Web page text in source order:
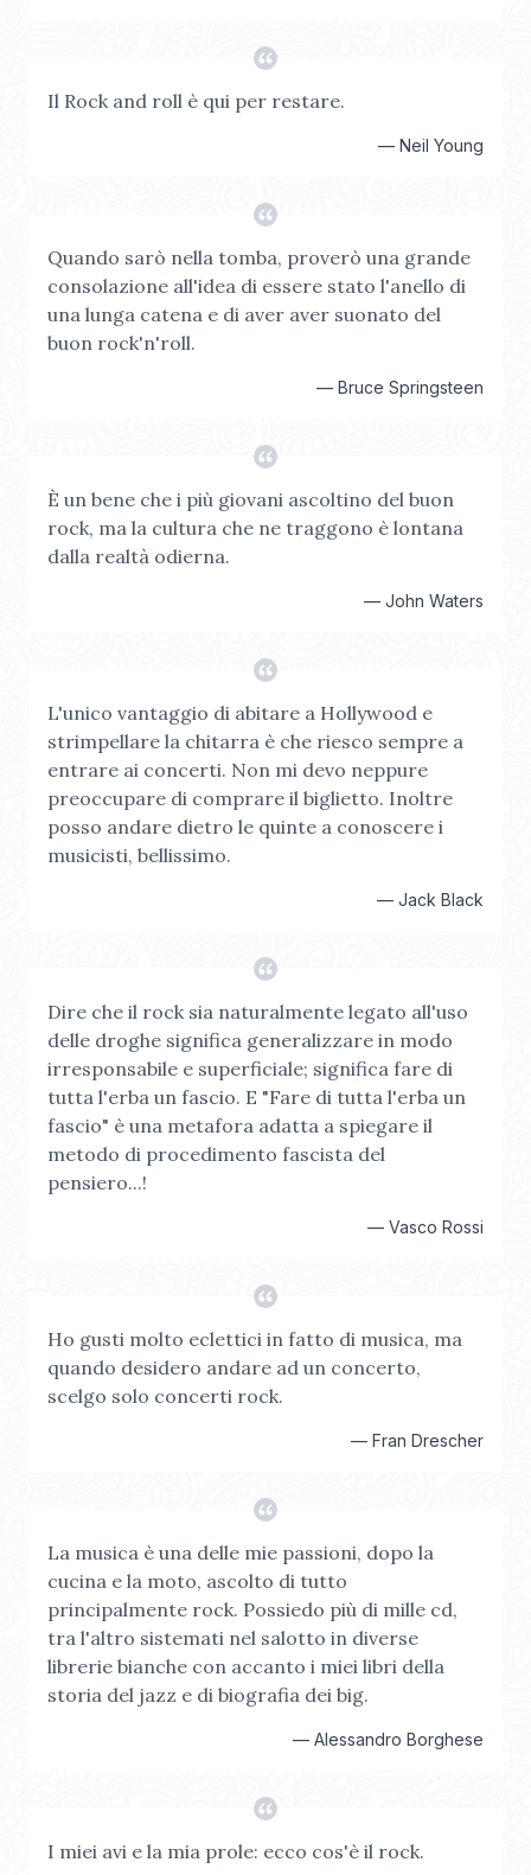
Il Rock and roll è qui per restare.
— Neil Young
Quando sarò nella tomba, proverò una grande
consolazione all'idea di essere stato l'anello di
una lunga catena e di aver aver suonato del
buon rock'n'roll.
— Bruce Springsteen
È un bene che i più giovani ascoltino del buon
rock, ma la cultura che ne traggono è lontana
dalla realtà odierna.
— John Waters
L'unico vantaggio di abitare a Hollywood e
strimpellare la chitarra è che riesco sempre a
entrare ai concerti. Non mi devo neppure
preoccupare di comprare il biglietto. Inoltre
posso andare dietro le quinte a conoscere i
musicisti, bellissimo.
— Jack Black
Dire che il rock sia naturalmente legato all'uso
delle droghe significa generalizzare in modo
irresponsabile e superficiale; significa fare di
tutta l'erba un fascio. E "Fare di tutta l'erba un
fascio" è una metafora adatta a spiegare il
metodo di procedimento fascista del
pensiero...!
— Vasco Rossi
Ho gusti molto eclettici in fatto di musica, ma
quando desidero andare ad un concerto,
scelgo solo concerti rock.
— Fran Drescher
La musica è una delle mie passioni, dopo la
cucina e la moto, ascolto di tutto
principalmente rock. Possiedo più di mille cd,
tra l'altro sistemati nel salotto in diverse
librerie bianche con accanto i miei libri della
storia del jazz e di biografia dei big.
— Alessandro Borghese
I miei avi e la mia prole: ecco cos'è il rock.